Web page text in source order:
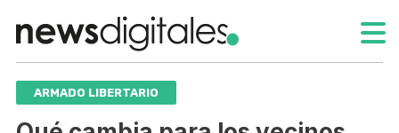
ARMADO LIBERTARIO